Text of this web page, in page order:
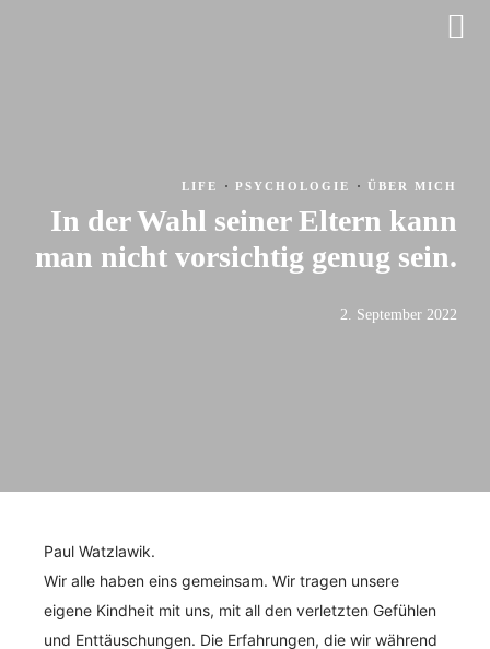
LIFE · PSYCHOLOGIE · ÜBER MICH
In der Wahl seiner Eltern kann
man nicht vorsichtig genug sein.
2. September 2022
Paul Watzlawik.
Wir alle haben eins gemeinsam. Wir tragen unsere
eigene Kindheit mit uns, mit all den verletzten Gefühlen
und Enttäuschungen. Die Erfahrungen, die wir während